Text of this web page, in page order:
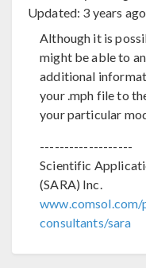
Updated: 3 years ago
Although it is
might be able to
additional
your .mph file to
your particular
-------------------
Scientific
(SARA) Inc.
consultants/sara